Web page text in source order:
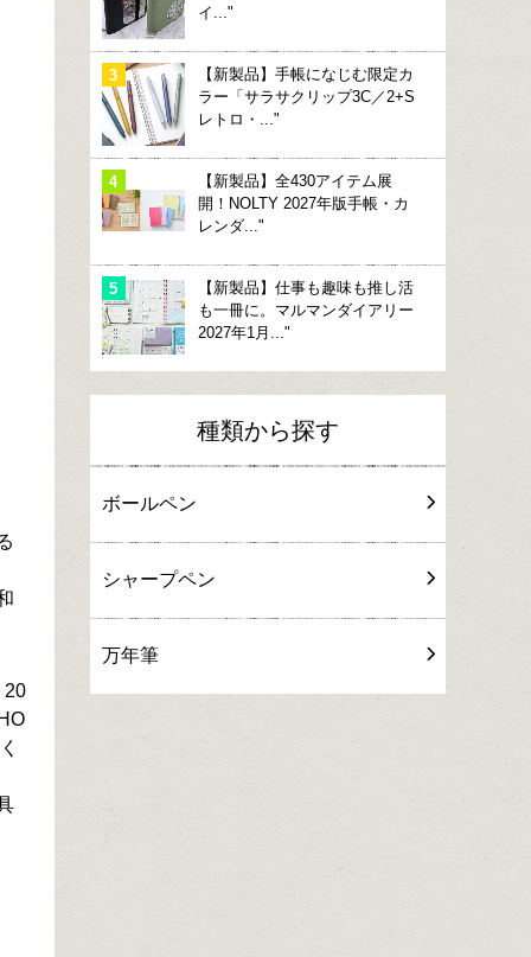
20
イ..."
【新製品】手帳になじむ限定カ
ラー「サラサクリップ3C／2+S
レトロ・..."
【新製品】全430アイテム展
開！NOLTY 2027年版手帳・カ
レンダ..."
【新製品】仕事も趣味も推し活
も一冊に。マルマンダイアリー
2027年1月..."
種類から探す
ボールペン
シャープペン
万年筆